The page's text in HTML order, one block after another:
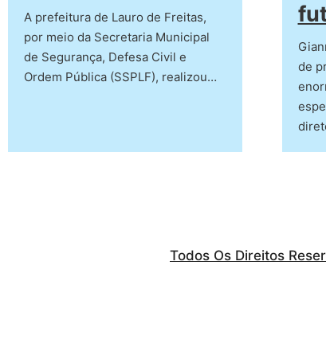
A prefeitura de Lauro de Freitas,
por meio da Secretaria Municipal
de Segurança, Defesa Civil e
Ordem Pública (SSPLF), realizou…
de
Todos Os Direitos